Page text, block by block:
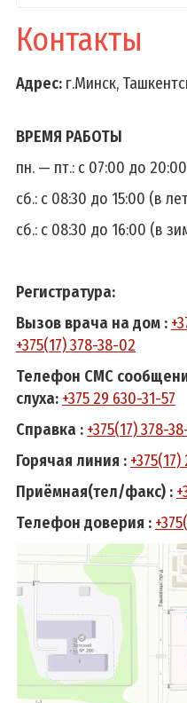
Контакты
Адрес: г.Минск,
ВРЕМЯ РАБОТЫ
пн. — пт.: c 07:00 до 20:00
сб.: c 08:30 до 15:00 (в
сб.: c 08:30 до 16:00 (в
Регистратура:
Вызов врача на дом :
+375(17) 378-38-02
Телефон СМС
слуха: +375 29 630-31-57
Справка : +375(17) 378-
Горячая линия :
Приёмная(тел/факс) :
Телефон доверия :